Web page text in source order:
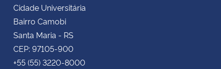
Cidade Universitária
Bairro Camobi
Santa Maria - RS
CEP: 97105-900
+55 (55) 3220-8000